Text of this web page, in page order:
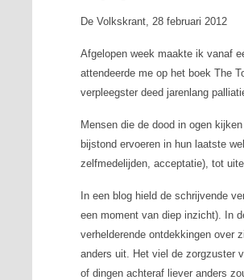
De Volkskrant, 28 februari 2012
Afgelopen week maakte ik vanaf
attendeerde me op het boekThe
verpleegster deed jarenlang
Mensen die de dood in ogen
bijstond ervoeren in hun laatste
zelfmedelijden, acceptatie), tot
In een blog hield de schrijvende
een moment van diep inzicht). In
verhelderende ontdekkingen over
anders uit. Het viel de zorgzuster
of dingen achteraf liever anders